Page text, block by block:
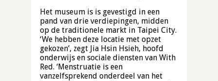
Het museum is is gevestigd in een
pand van drie verdiepingen, midden
op de traditionele markt in Taipei City.
‘We hebben deze locatie met opzet
gekozen’, zegt Jia Hsin Hsieh, hoofd
onderwijs en sociale diensten van With
Red. ‘Menstruatie is een
vanzelfsprekend onderdeel van het